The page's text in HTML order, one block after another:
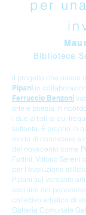
per
Biblioteca
Il progetto che nasce
Pipani in
Ferruccio Benzoni
arte e poesia in
i due artisti la cui
settanta. È proprio in
modo di conoscere
del novecento come
Fortini, Vittorio Sereni
per l’evoluzione
Pipani sul versante
esordire nel
collettivo artistico di
Galleria Comunale